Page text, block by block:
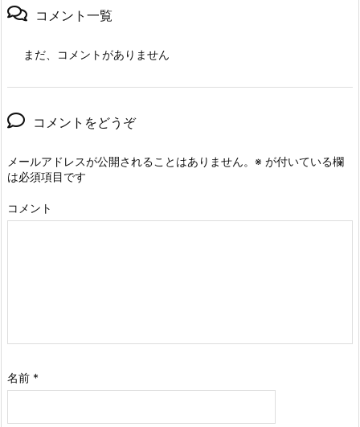
コメント一覧
まだ、コメントがありません
コメントをどうぞ
メールアドレスが公開されることはありません。 ※ が付いている欄
は必須項目です
コメント
名前 *